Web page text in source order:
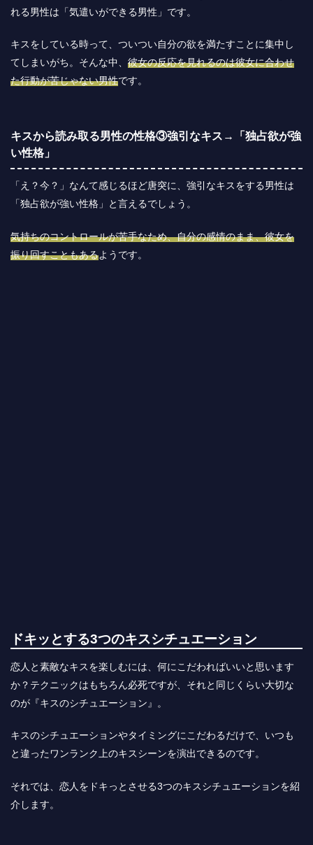
れる男性は「気遣いができる男性」です。
キスをしている時って、ついつい自分の欲を満たすことに集中し
てしまいがち。そんな中、 彼女の反応を見れるのは彼女に合わせ
た行動が苦じゃない男性です。
キスから読み取る男性の性格③強引なキス→「独占欲が強
い性格」
「え？今？」なんて感じるほど唐突に、強引なキスをする男性は
「独占欲が強い性格」と言えるでしょう。
気持ちのコントロールが苦手なため、自分の感情のまま、彼女を
振り回すこともあるようです。
ドキッとする3つのキスシチュエーション
恋人と素敵なキスを楽しむには、何にこだわればいいと思います
か？テクニックはもちろん必死ですが、それと同じくらい大切な
のが『キスのシチュエーション』。
キスのシチュエーションやタイミングにこだわるだけで、いつも
と違ったワンランク上のキスシーンを演出できるのです。
それでは、恋人をドキっとさせる3つのキスシチュエーションを紹
介します。